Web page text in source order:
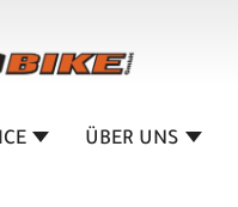
ÜBER UNS